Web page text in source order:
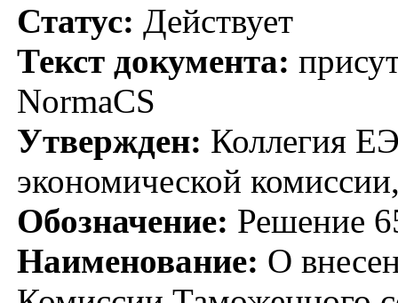
Статус: Действует
Текст документа:
NormaCS
Утвержден: Коллегия
экономической
Обозначение: Решение
Наименование: О